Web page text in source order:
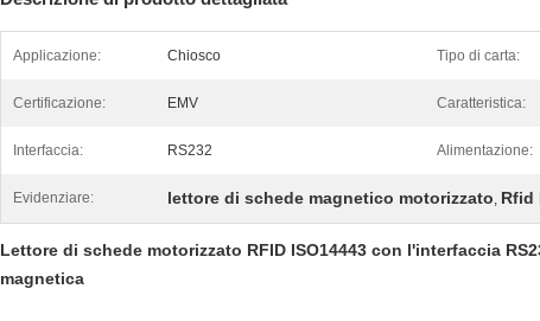
Applicazione: Chiosco Tipo di carta:
Certificazione: EMV Caratteristica:
Interfaccia: RS232 Alimentazione:
Evidenziare: lettore di schede magnetico motorizzato, Rfid
Lettore di schede motorizzato RFID ISO14443 con l'interfaccia
magnetica